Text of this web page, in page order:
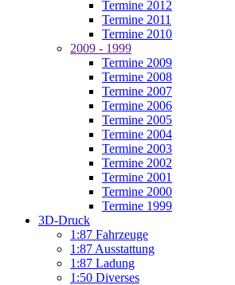
Termine 2012
Termine 2011
Termine 2010
2009 - 1999
Termine 2009
Termine 2008
Termine 2007
Termine 2006
Termine 2005
Termine 2004
Termine 2003
Termine 2002
Termine 2001
Termine 2000
Termine 1999
3D-Druck
1:87 Fahrzeuge
1:87 Ausstattung
1:87 Ladung
1:50 Diverses